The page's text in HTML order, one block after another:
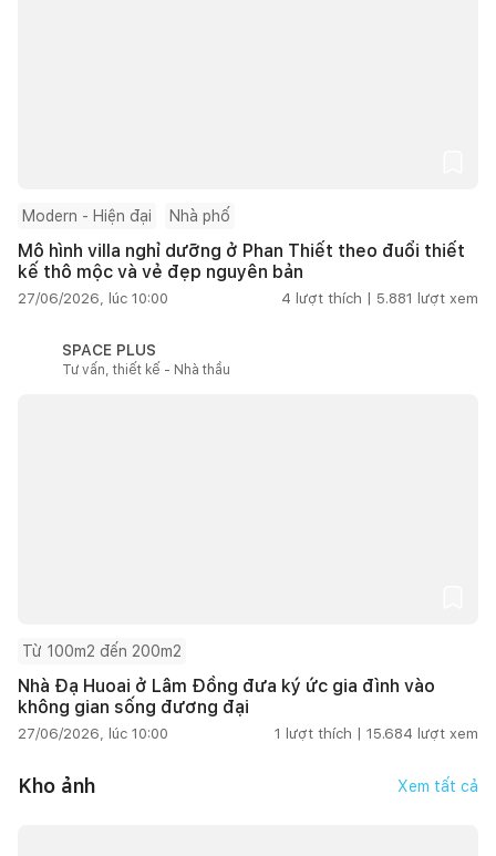
Modern - Hiện đại Nhà phố
Mô hình villa nghỉ dưỡng ở Phan Thiết theo đuổi thiết
kế thô mộc và vẻ đẹp nguyên bản
27/06/2026, lúc 10:00 4 lượt thích | 5.881 lượt xem
SPACE PLUS
Tư vấn, thiết kế - Nhà thầu
Từ 100m2 đến 200m2
Nhà Đạ Huoai ở Lâm Đồng đưa ký ức gia đình vào
không gian sống đương đại
27/06/2026, lúc 10:00 1 lượt thích | 15.684 lượt xem
Kho ảnh Xem tất cả